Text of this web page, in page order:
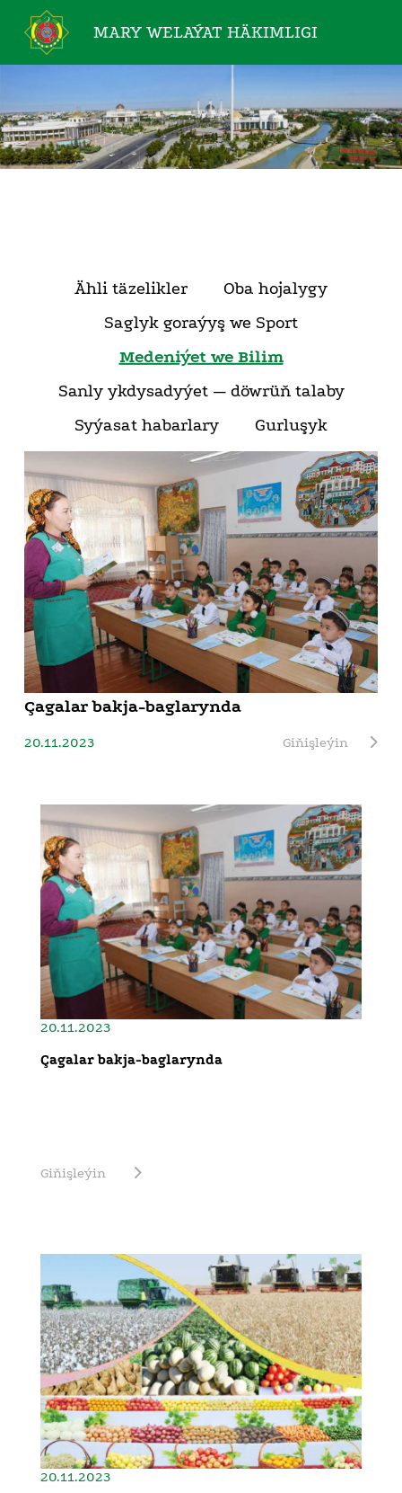
MARY WELAÝAT HÄKIMLIGI
Ähli täzelikler
Oba hojalygy
Saglyk goraýyş we Sport
Medeniýet we Bilim
Sanly ykdysadyýet — döwrüň talaby
Syýasat habarlary
Gurluşyk
Çagalar bakja-baglarynda
20.11.2023 Giňişleýin
20.11.2023
Çagalar bakja-baglarynda
Giňişleýin
20.11.2023